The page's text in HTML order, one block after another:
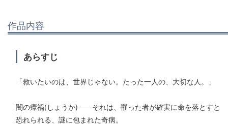
作品内容
あらすじ
「救いたいのは、世界じゃない。たった一人の、大切な人。」
闇の瘴禍(しょうか)――それは、罹った者が確実に命を落とすと
恐れられる、謎に包まれた奇病。